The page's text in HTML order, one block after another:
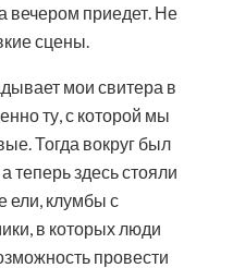
вечером приедет. Не
сцены.
мои свитера в
ту, с которой мы
Тогда вокруг был
теперь здесь стояли
ели, клумбы с
в которых люди
провести